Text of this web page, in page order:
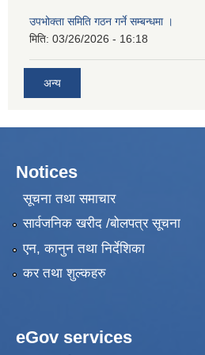
उपभोक्ता समिति गठन गर्ने सम्बन्धमा ।
मिति: 03/26/2026 - 16:18
अन्य
Notices
सूचना तथा समाचार
सार्वजनिक खरीद /बोलपत्र सूचना
एन, कानुन तथा निर्देशिका
कर तथा शुल्कहरु
eGov services